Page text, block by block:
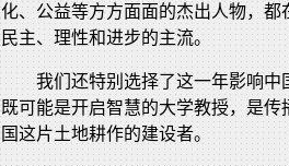
化、公益等方方面面的杰出人物，
民主、理性和进步的主流。
我们还特别选择了这一年影响
既可能是开启智慧的大学教授，是
国这片土地耕作的建设者。